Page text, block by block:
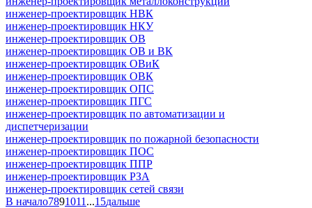
инженер-проектировщик НВК
инженер-проектировщик НКУ
инженер-проектировщик ОВ
инженер-проектировщик ОВ и ВК
инженер-проектировщик ОВиК
инженер-проектировщик ОВК
инженер-проектировщик ОПС
инженер-проектировщик ПГС
инженер-проектировщик по автоматизации и
диспетчеризации
инженер-проектировщик по пожарной безопасности
инженер-проектировщик ПОС
инженер-проектировщик ППР
инженер-проектировщик РЗА
инженер-проектировщик сетей связи
В начало7891011 ...15дальше